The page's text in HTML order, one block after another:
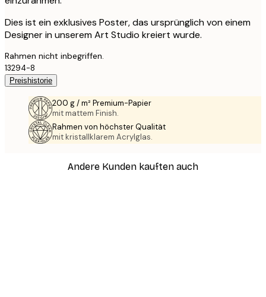
Dies ist ein exklusives Poster, das ursprünglich von einem
Designer in unserem Art Studio kreiert wurde.
Rahmen nicht inbegriffen.
13294-8
Preishistorie
200 g / m² Premium-Papier
mit mattem Finish.
Rahmen von höchster Qualität
mit kristallklarem Acrylglas.
Andere Kunden kauften auch